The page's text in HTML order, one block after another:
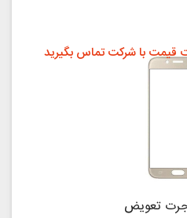
قیمت با شرکت تماس بگیرید